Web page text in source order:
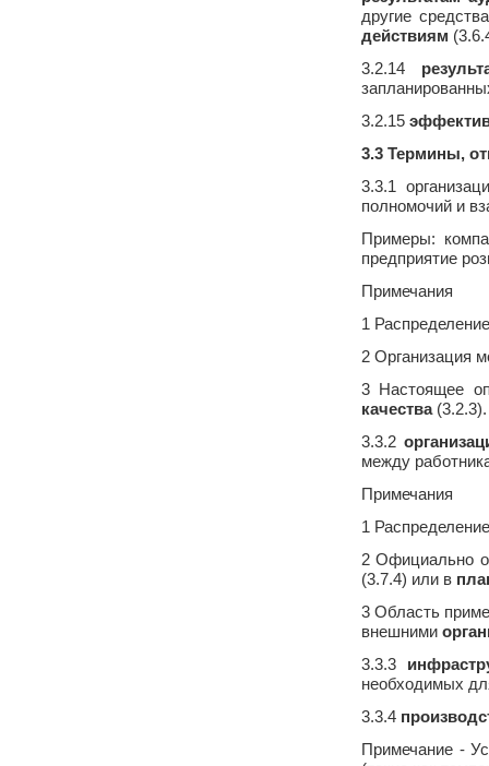
другие
действиям
3.2.14
3.2.15
3.3 Термины,
3.3.1
полномочий и
Примеры:
предприятие
Примечания
1
2 Организация
3 Настоящее
качества(3.2.3).
3.3.2
между
Примечания
1
2 Официально
(3.7.4) или в
3 Область
внешними
3.3.3
необходимых
3.3.4
Примечание -